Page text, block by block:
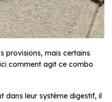
provisions, mais certains
comment agit ce combo
dans leur système digestif, il